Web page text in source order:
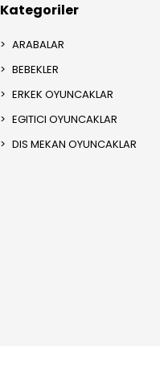
Kategoriler
ARABALAR
BEBEKLER
ERKEK OYUNCAKLAR
EGITICI OYUNCAKLAR
DIS MEKAN OYUNCAKLAR